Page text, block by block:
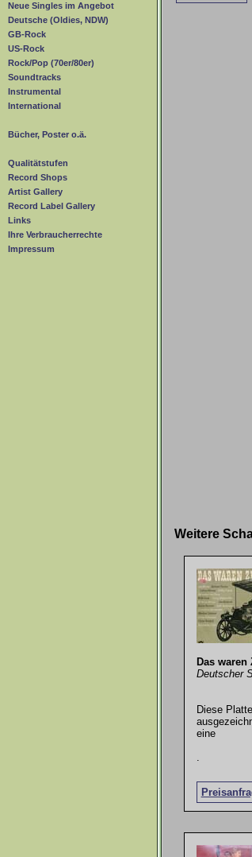
Neue Singles im Angebot
Deutsche (Oldies, NDW)
GB-Rock
US-Rock
Rock/Pop (70er/80er)
Soundtracks
Instrumental
International
Bücher, Poster o.ä.
Qualitätstufen
Record Shops
Artist Gallery
Record Label Gallery
Links
Ihre Verbraucherrechte
Impressum
Weitere
Das waren
Deutscher
Diese
eine